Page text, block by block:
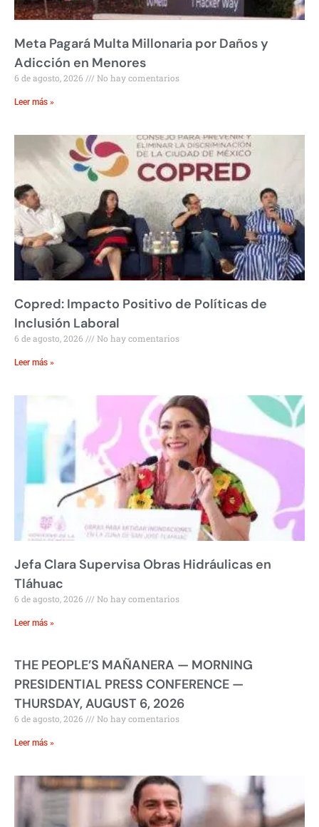
Meta Pagará Multa Millonaria por Daños y
Adicción en Menores
6 de agosto, 2026 No hay comentarios
Leer más »
Copred: Impacto Positivo de Políticas de
Inclusión Laboral
6 de agosto, 2026 No hay comentarios
Leer más »
Jefa Clara Supervisa Obras Hidráulicas en
Tláhuac
6 de agosto, 2026 No hay comentarios
Leer más »
THE PEOPLE’S MAÑANERA — MORNING
PRESIDENTIAL PRESS CONFERENCE —
THURSDAY, AUGUST 6, 2026
6 de agosto, 2026 No hay comentarios
Leer más »